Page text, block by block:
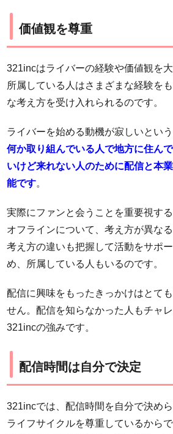
価値観を尊重
321incはライバーの経験や価値観を
所属している人はさまざまな経験を
な考え方を受け入れられるのです。
ライバーを始める動機が寂しいとい
何か取り組んでいる人で地方に住ん
いけど来れない人のために配信と本
能です。
実際にファンと会うことを重要視す
オフラインについて、考え方が異な
考え方の違いも把握して活動をサポ
め、所属している人もいるのです。
配信に興味をもったきっかけはとて
せん。配信を知らなかった人もチャ
321incの強みです。
配信時間は自分で決定
321incでは、配信時間を自分で決め
ライフサイクルを尊重しているから